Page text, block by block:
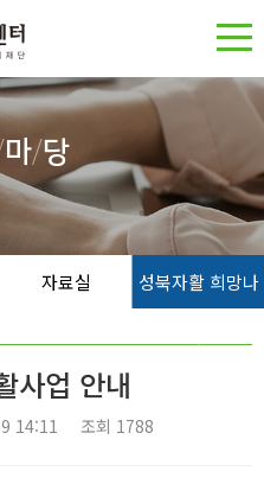
마/당
자료실 성북자활 희망나
사업 안내
14:11 조회 1788